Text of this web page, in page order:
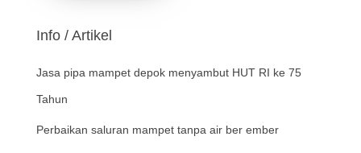
Info / Artikel
Jasa pipa mampet depok menyambut HUT RI ke 75
Tahun
Perbaikan saluran mampet tanpa air ber ember